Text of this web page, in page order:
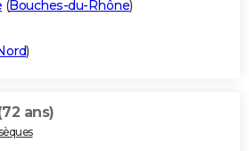
(Bouches-du-Rhône)
)
ans)